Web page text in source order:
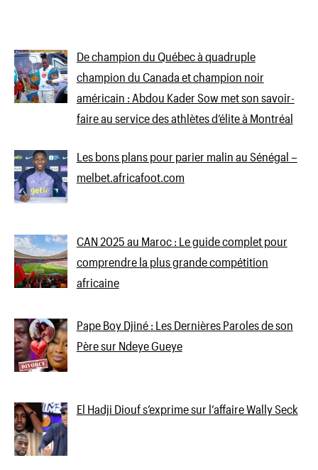
De champion du Québec à quadruple
champion du Canada et champion noir
américain : Abdou Kader Sow met son savoir-
faire au service des athlètes d’élite à Montréal
Les bons plans pour parier malin au Sénégal –
melbet.africafoot.com
CAN 2025 au Maroc : Le guide complet pour
comprendre la plus grande compétition
africaine
Pape Boy Djiné : Les Dernières Paroles de son
Père sur Ndeye Gueye
El Hadji Diouf s’exprime sur l’affaire Wally Seck